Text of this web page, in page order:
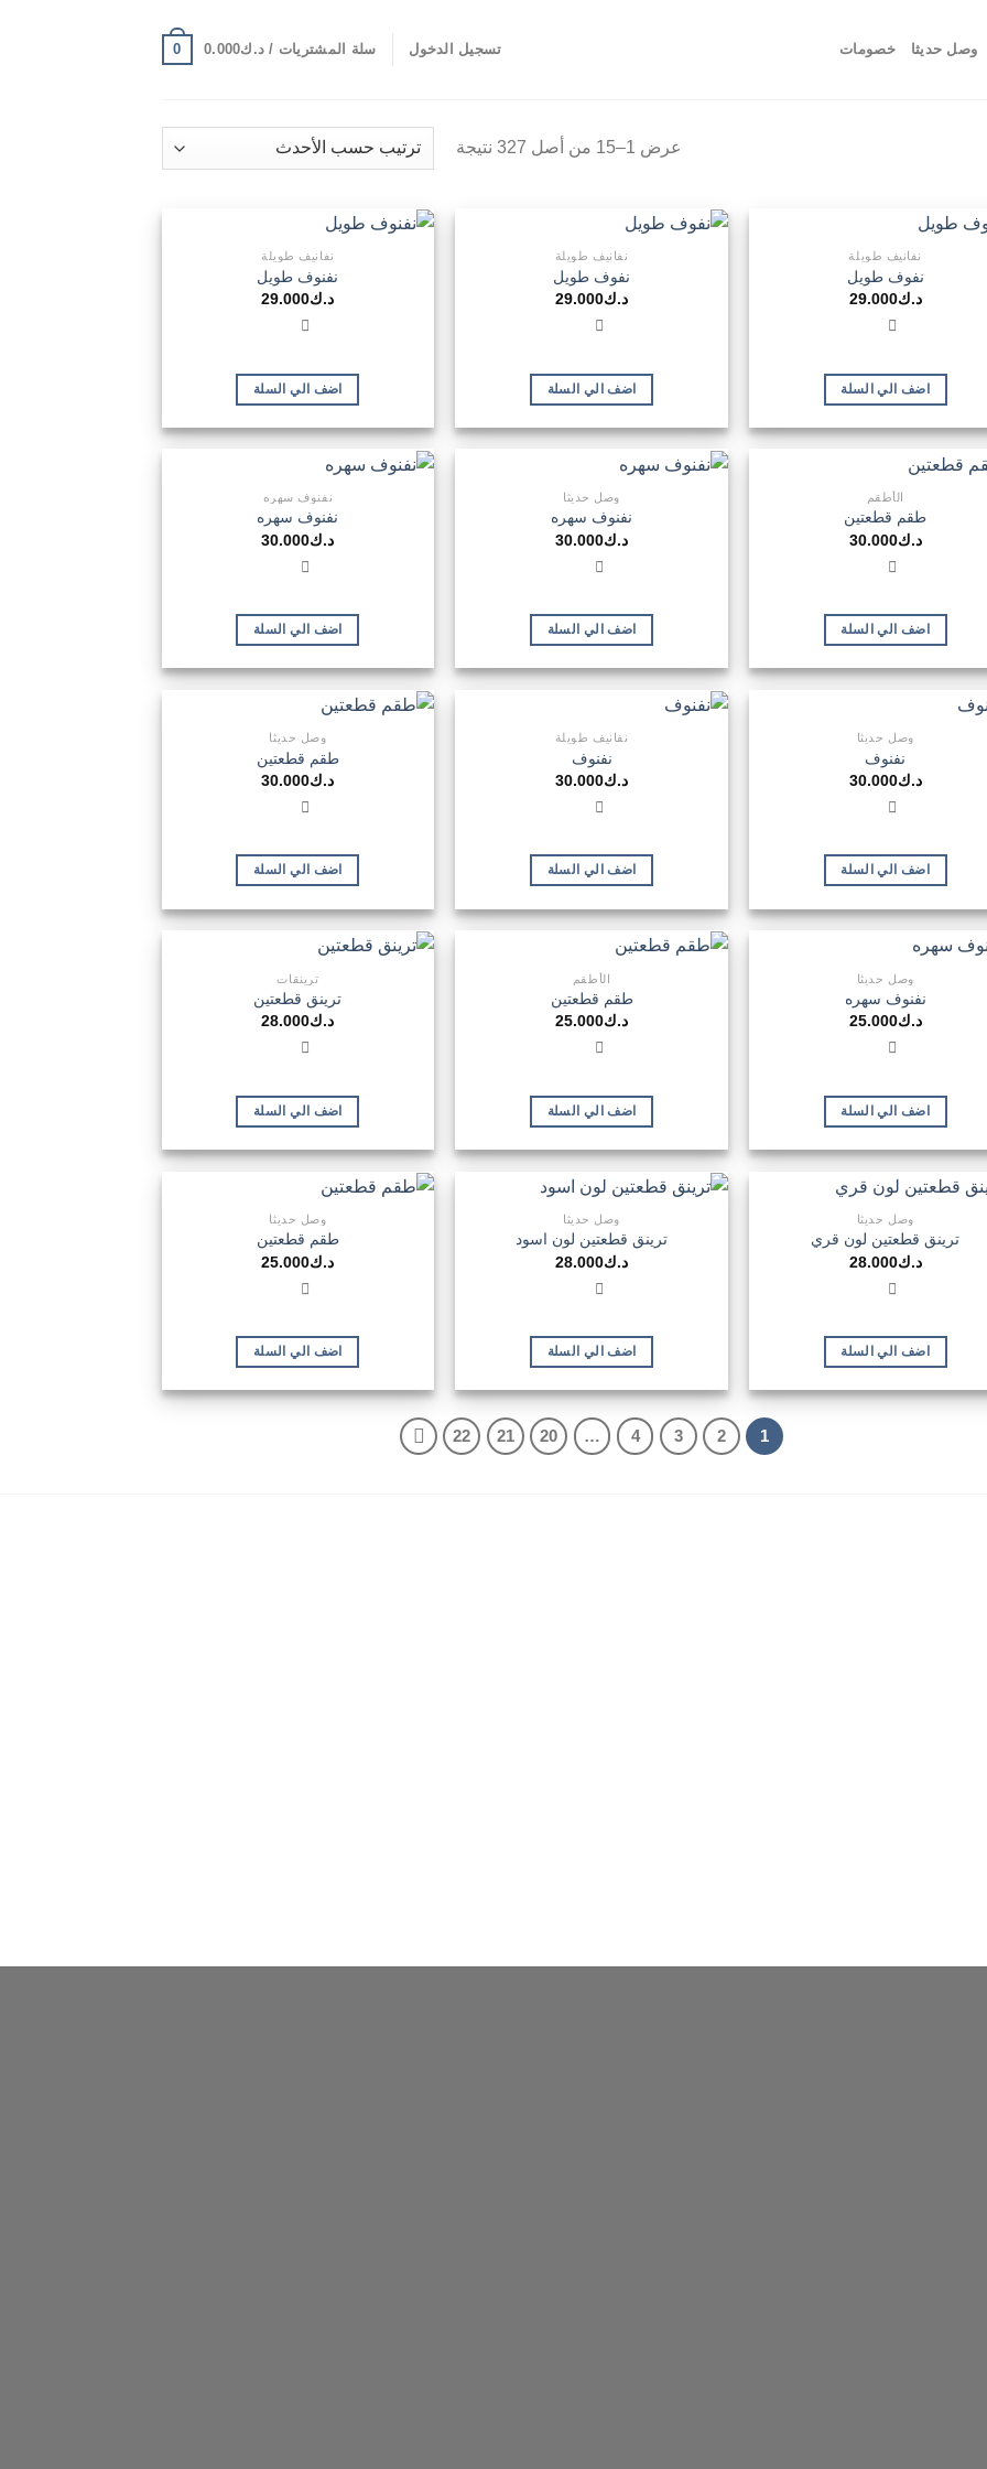
وصل حديثا خصومات تسجيل الدخول سلة المشتريات / د.ك0.000
0
عرض 1–15 من أصل 327 نتيجة
نفانيف طويلة
نفوف طويل
د.ك29.000
اضف الي السلة
نفانيف طويلة
نفوف طويل
د.ك29.000
اضف الي السلة
نفانيف طويلة
نفنوف طويل
د.ك29.000
اضف الي السلة
الأطقم
طقم قطعتين
د.ك30.000
اضف الي السلة
وصل حديثا
نفنوف سهره
د.ك30.000
اضف الي السلة
نفنوف سهره
نفنوف سهره
د.ك30.000
اضف الي السلة
وصل حديثا
نفنوف
د.ك30.000
اضف الي السلة
نفانيف طويلة
نفنوف
د.ك30.000
اضف الي السلة
وصل حديثا
طقم قطعتين
د.ك30.000
اضف الي السلة
وصل حديثا
نفنوف سهره
د.ك25.000
اضف الي السلة
الأطقم
طقم قطعتين
د.ك25.000
اضف الي السلة
ترينقات
ترينق قطعتين
د.ك28.000
اضف الي السلة
وصل حديثا
ترينق قطعتين لون قري
د.ك28.000
اضف الي السلة
وصل حديثا
ترينق قطعتين لون اسود
د.ك28.000
اضف الي السلة
وصل حديثا
طقم قطعتين
د.ك25.000
اضف الي السلة
1
2
3
4
…
20
21
22